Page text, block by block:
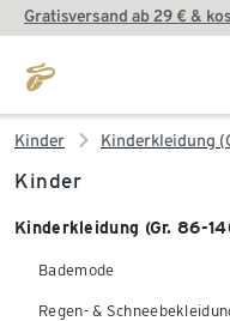
Gratisversand ab 29 € &
Kinder Kinderkleidung
Kinder
Kinderkleidung (Gr. 86-
Bademode
Regen- &